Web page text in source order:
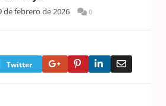
de febrero de 2026 0
Twitter Google+PinterestLinkedIn